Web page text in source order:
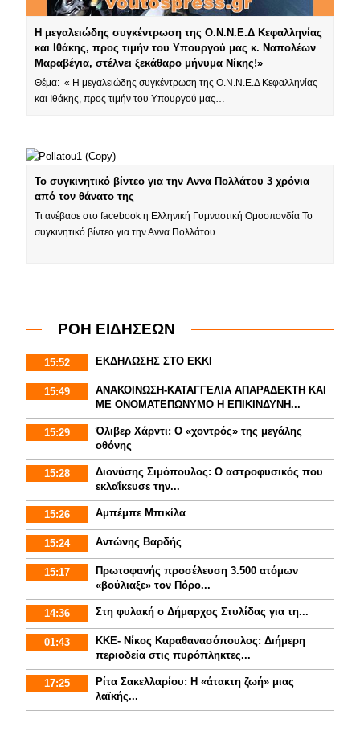
Η μεγαλειώδης συγκέντρωση της Ο.Ν.Ν.Ε.Δ Κεφαλληνίας
και Ιθάκης, προς τιμήν του Υπουργού μας κ. Ναπολέων
Μαραβέγια, στέλνει ξεκάθαρο μήνυμα Νίκης!»
Θέμα: « Η μεγαλειώδης συγκέντρωση της Ο.Ν.Ν.Ε.Δ Κεφαλληνίας
και Ιθάκης, προς τιμήν του Υπουργού μας…
Το συγκινητικό βίντεο για την Αννα Πολλάτου 3 χρόνια
από τον θάνατο της
Τι ανέβασε στο facebook η Ελληνική Γυμναστική Ομοσπονδία Το
συγκινητικό βίντεο για την Αννα Πολλάτου…
ΡΟΗ ΕΙΔΗΣΕΩΝ
15:52 ΕΚΔΗΛΩΣΗΣ ΣΤΟ ΕΚΚΙ
15:49
ΑΝΑΚΟΙΝΩΣΗ-ΚΑΤΑΓΓΕΛΙΑ ΑΠΑΡΑΔΕΚΤΗ ΚΑΙ
ΜΕ ΟΝΟΜΑΤΕΠΩΝΥΜΟ Η ΕΠΙΚΙΝΔΥΝΗ...
15:29
Όλιβερ Χάρντι: Ο «χοντρός» της μεγάλης
οθόνης
15:28
Διονύσης Σιμόπουλος: Ο αστροφυσικός που
εκλαΐκευσε την...
15:26 Αμπέμπε Μπικίλα
15:24 Αντώνης Βαρδής
15:17
Πρωτοφανής προσέλευση 3.500 ατόμων
«βούλιαξε» τον Πόρο...
14:36 Στη φυλακή ο Δήμαρχος Στυλίδας για τη...
01:43
ΚΚΕ- Νίκος Καραθανασόπουλος: Διήμερη
περιοδεία στις πυρόπληκτες...
17:25
Ρίτα Σακελλαρίου: Η «άτακτη ζωή» μιας
λαϊκής...